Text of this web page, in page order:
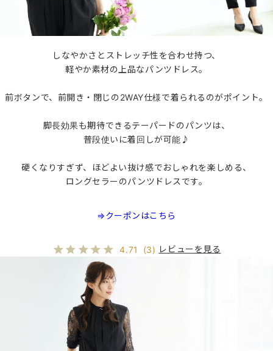
しなやかさとストレッチ性を合わせ持つ、
軽やか素材の上品なパンツドレス。
前ボタンで、前開き・閉じの2WAY仕様で着られるのがポイント。
脚長効果も期待できるテーパードのパンツは、
普段使いに着回しが可能♪
硬くなりすぎず、ほどよい抜け感でおしゃれを楽しめる、
ロングセラーのパンツドレスです。
⇒クーポンはこちら
4.71 (3) レビューを見る